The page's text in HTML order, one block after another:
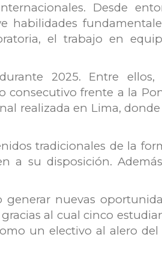
Desde
habilidades
el trabajo en
2025. Entre
frente a la
realizada en Lima,
tradicionales de la
a su disposición.
nuevas
al cual cinco
un electivo al alero